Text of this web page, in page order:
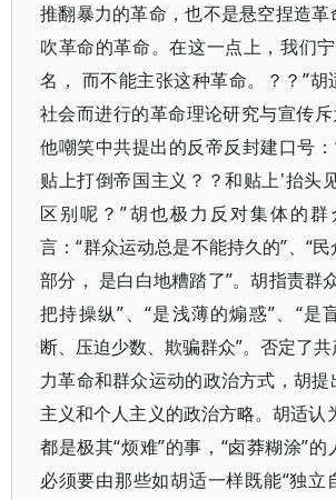
推翻暴力的革命，也不是悬空捏造
吹革命的革命。在这一点上，我们
名， 而不能主张这种革命。？？”胡
社会而进行的革命理论研究与宣传斥
他嘲笑中共提出的反帝反封建口号
贴上打倒帝国主义？？和贴上'抬头
区别呢？”胡也极力反对集体的
言：“群众运动总是不能持久的”、“
部分， 是白白地糟踏了”。胡指责群
把持操纵”、“是浅薄的煽惑”、“是
断、压迫少数、欺骗群众”。否定了
力革命和群众运动的政治方式，胡
主义和个人主义的政治方略。胡适认
都是极其“烦难”的事，“卤莽糊涂”的
必须要由那些如胡适一样既能“独立